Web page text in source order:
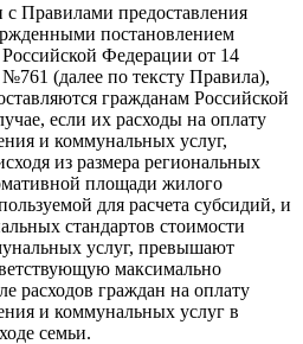
с Правилами предоставления
постановлением
Федерации от 14
№761 (далее по тексту Правила),
гражданам Российской
если их расходы на оплату
и коммунальных услуг,
из размера региональных
площади жилого
для расчета субсидий, и
стандартов стоимости
услуг, превышают
максимально
расходов граждан на оплату
и коммунальных услуг в
семьи.